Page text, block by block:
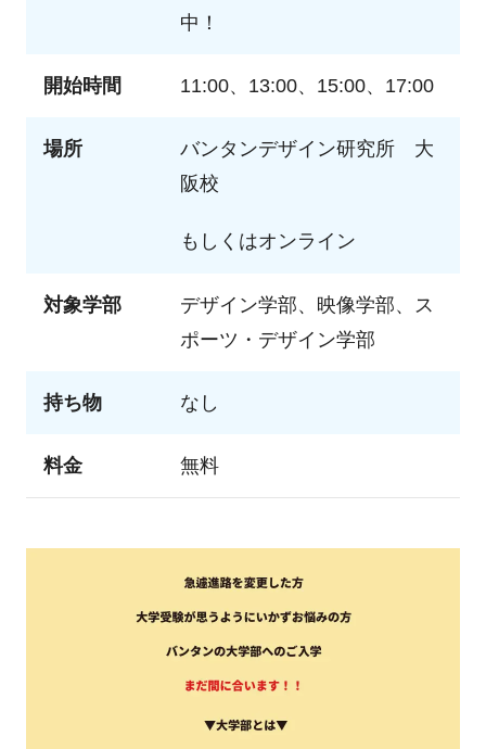
中！
開始時間 11:00、13:00、15:00、17:00
場所
バンタンデザイン研究所 大
阪校
もしくはオンライン
対象学部
デザイン学部、映像学部、ス
ポーツ・デザイン学部
持ち物 なし
料金 無料